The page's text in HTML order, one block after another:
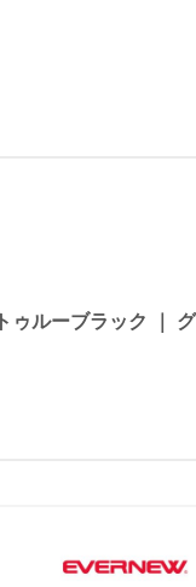
ゥルーブラック ｜